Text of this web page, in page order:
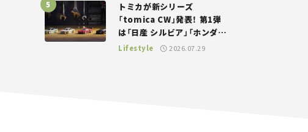
トミカが新シリーズ
「tomica CW」発表！ 第1弾
は「日産 シルビア」「ホンダ
NSX」が登場。世界が注目す
Lifestyle 2026.07.29